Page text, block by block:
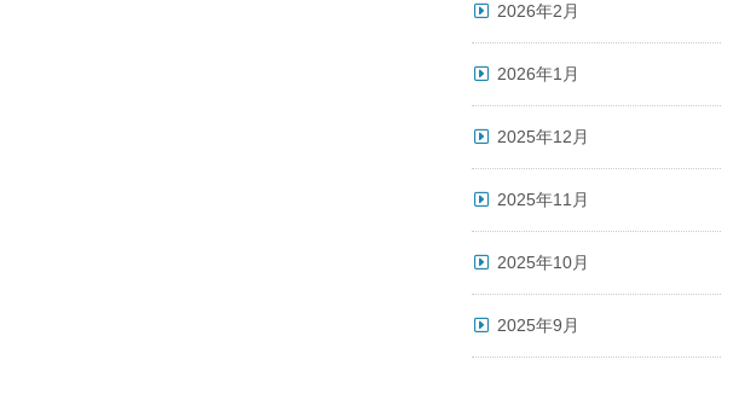
2026年2月
2026年1月
2025年12月
2025年11月
2025年10月
2025年9月